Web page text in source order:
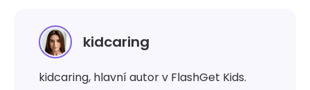
kidcaring
kidcaring, hlavní autor v FlashGet Kids.